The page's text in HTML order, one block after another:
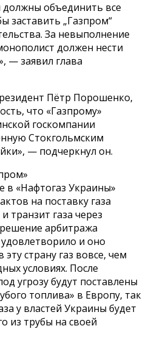
объединить все
заставить „Газпром“
За невыполнение
должен нести
— заявил глава
Пётр Порошенко,
что «Газпрому»
госкомпании
Стокгольмским
— подчеркнул он.
в «Нафтогаз Украины»
на поставку газа
транзит газа через
арбитража
и оно
страну газ вовсе, чем
условиях. После
угрозу будут поставлены
топлива» в Европу, так
у властей Украины будет
из трубы на своей